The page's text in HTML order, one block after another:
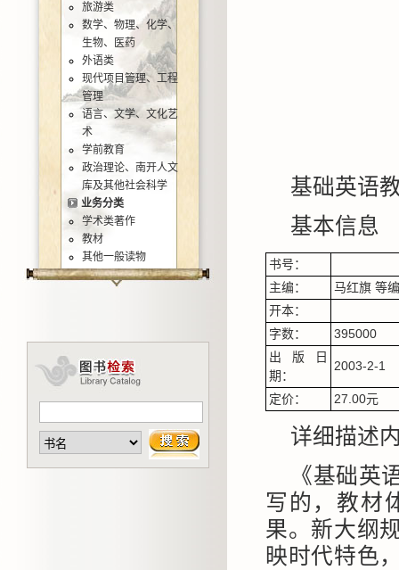
旅游类
数学、物理、化学、
生物、医药
外语类
现代项目管理、工程
管理
语言、文学、文化艺
术
学前教育
政治理论、南开人文
库及其他社会科学
业务分类
学术类著作
教材
其他一般读物
基础英语
基本信息
书号：
主编：
马红旗 等
开本：
字数：
395000
出版日
期：
2003-2-1
定价： 27.00元
详细描述
《基础英
写的，教材
果。新大纲
映时代特色